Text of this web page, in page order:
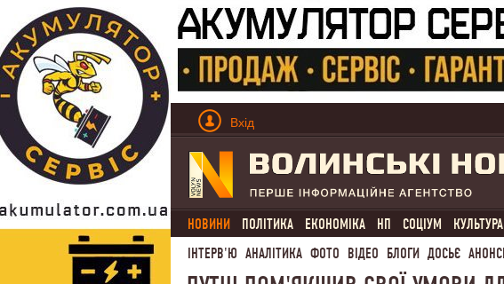
Вхід
НОВИНИ ПОЛІТИКА ЕКОНОМІКА НП СОЦІУМ КУЛЬТУРА
ІНТЕРВ'Ю АНАЛІТИКА ФОТО ВІДЕО БЛОГИ ДОСЬЄ